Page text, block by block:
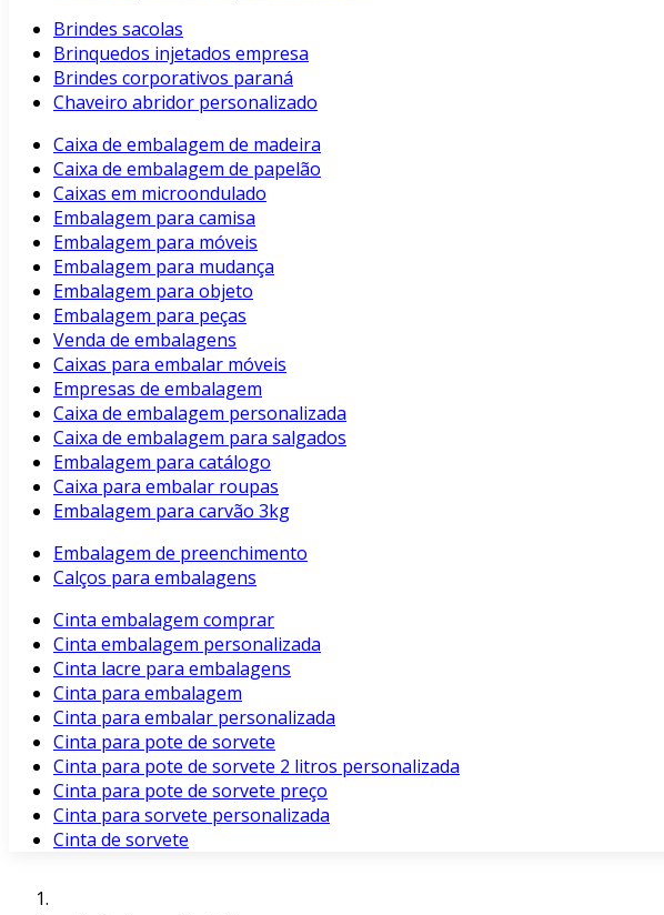
Brindes sacolas
Brinquedos injetados empresa
Brindes corporativos paraná
Chaveiro abridor personalizado
Caixa de embalagem de madeira
Caixa de embalagem de papelão
Caixas em microondulado
Embalagem para camisa
Embalagem para móveis
Embalagem para mudança
Embalagem para objeto
Embalagem para peças
Venda de embalagens
Caixas para embalar móveis
Empresas de embalagem
Caixa de embalagem personalizada
Caixa de embalagem para salgados
Embalagem para catálogo
Caixa para embalar roupas
Embalagem para carvão 3kg
Embalagem de preenchimento
Calços para embalagens
Cinta embalagem comprar
Cinta embalagem personalizada
Cinta lacre para embalagens
Cinta para embalagem
Cinta para embalar personalizada
Cinta para pote de sorvete
Cinta para pote de sorvete 2 litros personalizada
Cinta para pote de sorvete preço
Cinta para sorvete personalizada
Cinta de sorvete